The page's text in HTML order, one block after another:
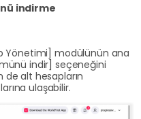
indirme
Yönetimi] modülünün ana
indir] seçeneğini
alt hesapların
ulaşabilir.